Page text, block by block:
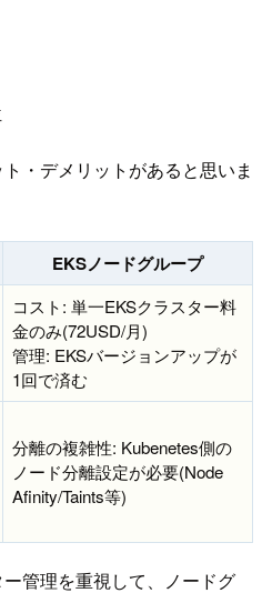
・デメリットがあると思いま
EKSノードグループ
コスト: 単一EKSクラスター料
金のみ(72USD/月)
管理: EKSバージョンアップが
1回で済む
分離の複雑性: Kubenetes側の
ノード分離設定が必要(Node
Afinity/Taints等)
管理を重視して、ノードグ